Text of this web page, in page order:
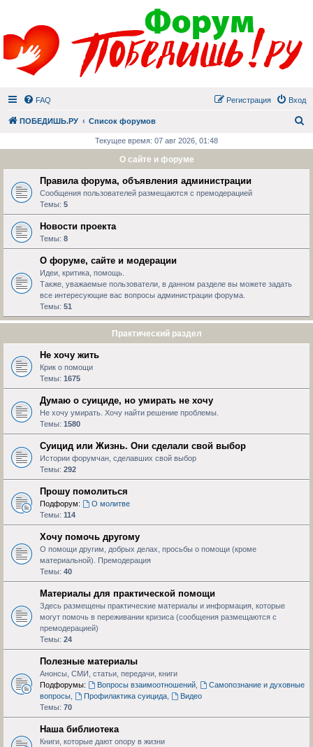
FAQ Вход
Регистрация
ПОБЕДИШЬ.РУ Список форумов
Текущее время: 07 авг 2026, 01:48
О сайте и форуме
Правила форума, объявления администрации
Сообщения пользователей размещаются с премодерацией
Темы: 5
Новости проекта
Темы: 8
О форуме, сайте и модерации
Идеи, критика, помощь.
Также, уважаемые пользователи, в данном разделе вы можете задать
все интересующие вас вопросы администрации форума.
Темы: 51
Практический раздел
Не хочу жить
Крик о помощи
Темы: 1675
Думаю о суициде, но умирать не хочу
Не хочу умирать. Хочу найти решение проблемы.
Темы: 1580
Суицид или Жизнь. Они сделали свой выбор
Истории форумчан, сделавших свой выбор
Темы: 292
Прошу помолиться
Подфорум:
О молитве
Темы: 114
Хочу помочь другому
О помощи другим, добрых делах, просьбы о помощи (кроме
материальной). Премодерация
Темы: 40
Материалы для практической помощи
Здесь размещены практические материалы и информация, которые
могут помочь в переживании кризиса (сообщения размещаются с
премодерацией)
Темы: 24
Полезные материалы
Анонсы, СМИ, статьи, передачи, книги
Подфорумы:
Вопросы взаимоотношений,
Самопознание и духовные
вопросы
Профилактика суицида,
Видео
Темы: 70
Наша библиотека
Книги, которые дают опору в жизни